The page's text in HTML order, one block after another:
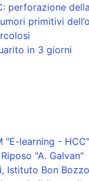
perforazione
primitivi
in 3 giorni
"E-learning - HCC"
"A. Galvan"
Bon